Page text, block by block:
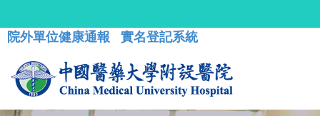
院外單位健康通報 實名登記系統